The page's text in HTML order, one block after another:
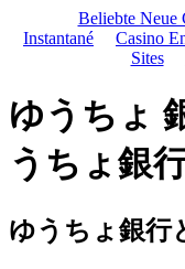
Beliebte Neue
Instantané
Casino
Sites
ゆうちょ
うちょ銀
ゆうちょ銀行